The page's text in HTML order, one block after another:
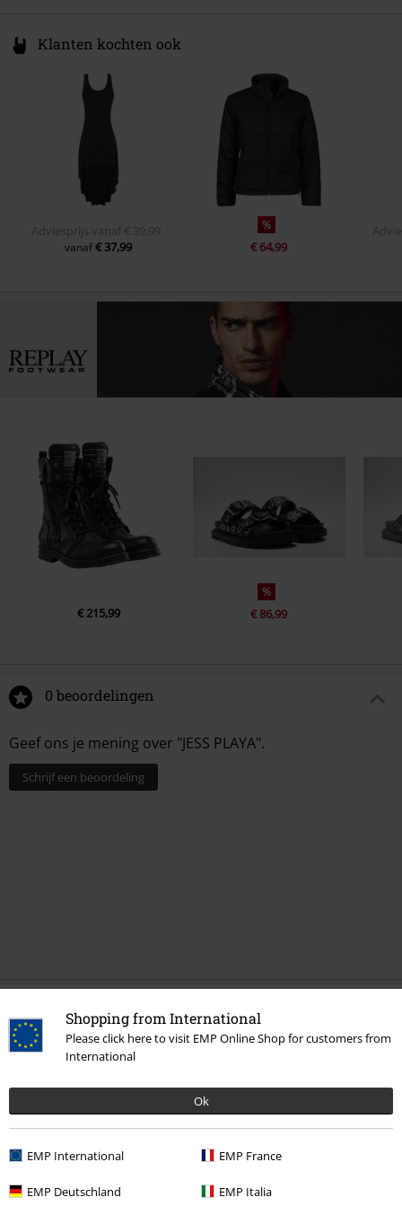
Shopping from International
Please click here to visit EMP Online Shop for customers from
International
Ok
EMP International EMP France
EMP Deutschland EMP Italia
Klanten kochten ook
Adviesprijs vanaf € 39,99
vanaf€ 37,99
%
€ 64,99
€ 215,99
%
€ 86,99
0 beoordelingen
Geef ons je mening over "JESS PLAYA".
Schrijf een beoordeling